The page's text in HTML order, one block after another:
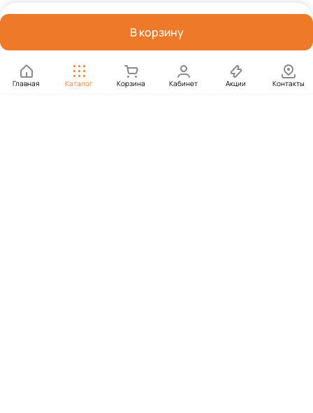
В корзину
Главная Каталог Корзина Кабинет Акции Контакты